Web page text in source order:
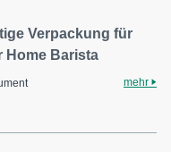
Verpackung für
Home Barista
mehr